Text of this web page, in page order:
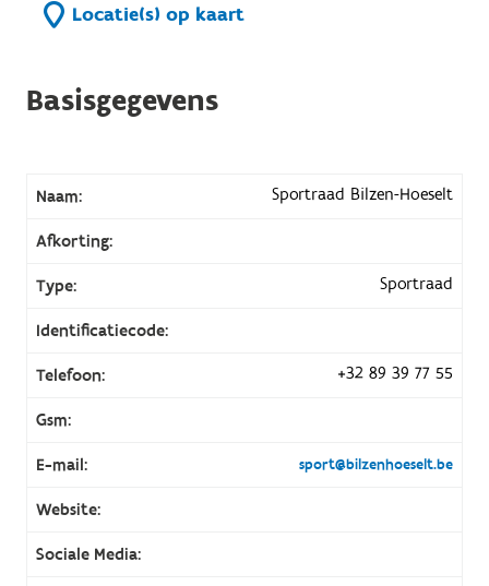
Locatie(s) op kaart
Basisgegevens
Naam: Sportraad Bilzen-Hoeselt
Afkorting:
Type: Sportraad
Identificatiecode:
Telefoon: +32 89 39 77 55
Gsm:
E-mail: sport@bilzenhoeselt.be
Website:
Sociale Media: